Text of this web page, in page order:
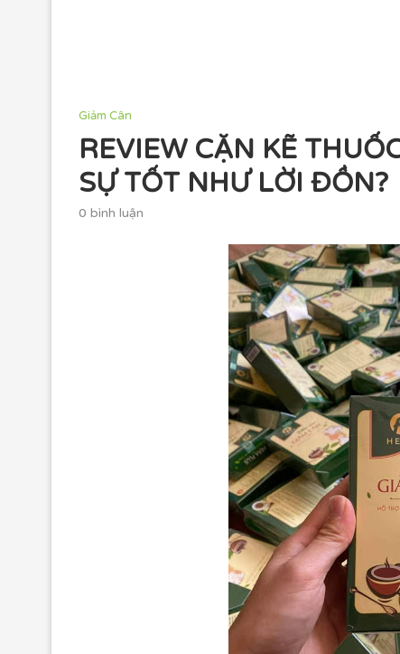
Giảm Cân
REVIEW CẶN KẼ
SỰ TỐT NHƯ LỜI ĐỒN?
0 bình luận